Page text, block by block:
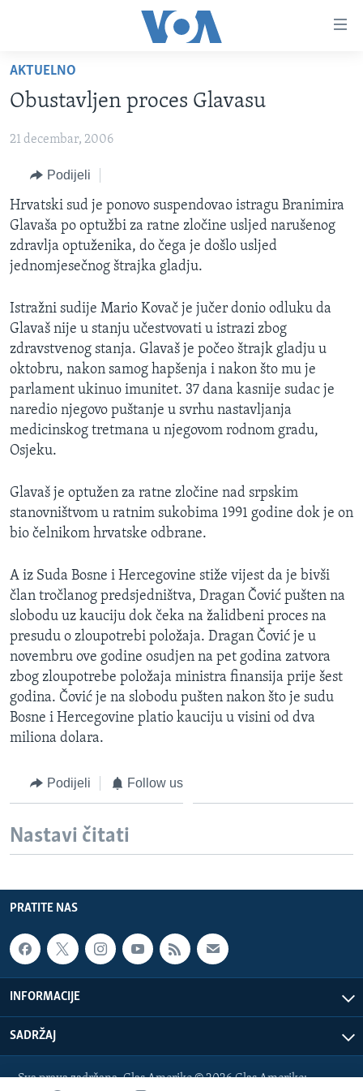
glavni
sadržaj
na
navigaciju
Idi
na
pretragu
TV PROGRAM
FOTOGRAFIJE DANA
VIJESTI
SJEDINJENE AMERIČKE DRŽAVE
BOSNA I HERCEGOVINA
SVIJET
NAUKA I TEHNOLOGIJA
SPECIJALNI PROJEKTI
KORUPCIJA
ŽENSKA STRANA
IZBJEGLIČKA STRANA
MAGAZIN
O GLASU AMERIKE
Learning English
PRATITE NAS
Jezici
AKTUELNO
Obustavljen proces Glavasu
21 decembar, 2006
Podijeli
Hrvatski sud je ponovo suspendovao istragu Branimira
Glavaša po optužbi za ratne zločine usljed narušenog
zdravlja optuženika, do čega je došlo usljed
jednomjesečnog štrajka gladju.
Istražni sudije Mario Kovač je jučer donio odluku da
Glavaš nije u stanju učestvovati u istrazi zbog
zdravstvenog stanja. Glavaš je počeo štrajk gladju u
oktobru, nakon samog hapšenja i nakon što mu je
parlament ukinuo imunitet. 37 dana kasnije sudac je
naredio njegovo puštanje u svrhu nastavljanja
medicinskog tretmana u njegovom rodnom gradu,
Osjeku.
Glavaš je optužen za ratne zločine nad srpskim
stanovništvom u ratnim sukobima 1991 godine dok je on
bio čelnikom hrvatske odbrane.
A iz Suda Bosne i Hercegovine stiže vijest da je bivši
član tročlanog predsjedništva, Dragan Čović pušten na
slobodu uz kauciju dok čeka na žalidbeni proces na
presudu o zloupotrebi položaja. Dragan Čović je u
novembru ove godine osudjen na pet godina zatvora
zbog zloupotrebe položaja ministra finansija prije šest
godina. Čović je na slobodu pušten nakon što je sudu
Bosne i Hercegovine platio kauciju u visini od dva
miliona dolara.
Podijeli Follow us
Nastavi čitati
PRATITE NAS
INFORMACIJE
SADRŽAJ
Sva prava zadržana. Glas Amerike © 2026 Glas Amerike: